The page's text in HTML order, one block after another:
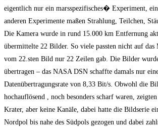
eigentlich nur ein marsspezifisches� Experiment,
anderen Experimente maßen Strahlung, Teilchen,
Die Kamera wurde in rund 15.000 km Entfernung
übermittelte 22 Bilder. So viele passten nicht auf das
vom 22.sten Bild nur 22 Zeilen gab. Die Bilder
übertragen – das NASA DSN schaffte damals nur
Datenübertragungsrate von 8,33 Bit/s. Obwohl die
hochauflösend , noch besonders scharf waren,
Krater, aber keine Kanäle, dabei hatte die Bildserie
Nordpol bis nahe des Südpols gezogen und dabei